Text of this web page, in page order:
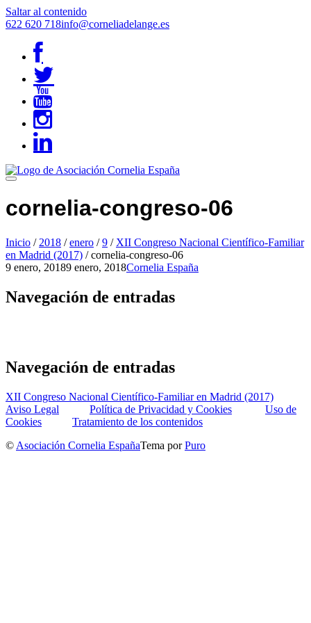
Saltar al contenido
622 620 718info@corneliadelange.es
cornelia-congreso-06
Inicio / 2018 / enero / 9 / XII Congreso Nacional Científico-Familiar
en Madrid (2017) / cornelia-congreso-06
9 enero, 20189 enero, 2018Cornelia España
Navegación de entradas
Navegación de entradas
XII Congreso Nacional Científico-Familiar en Madrid (2017)
Aviso Legal
Política de Privacidad y Cookies
Uso de
Cookies
Tratamiento de los contenidos
© Asociación Cornelia EspañaTema porPuro